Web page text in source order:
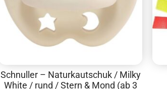
Schnuller – Naturkautschuk / Milky
White / rund / Stern & Mond (ab 3